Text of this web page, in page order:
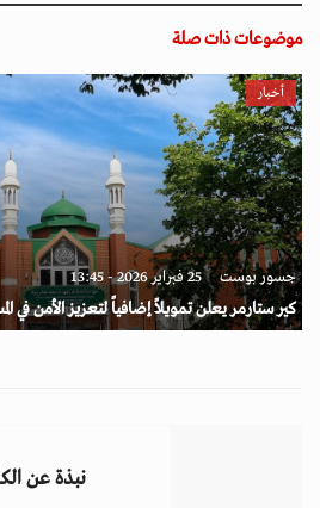
موضوعات ذات صلة
أخبار
جسور بوست 25 فبراير 2026 - 13:45
كير ستارمر يعلن تمويلاً إضافياً لتعزيز الأمن في
نبذة عن